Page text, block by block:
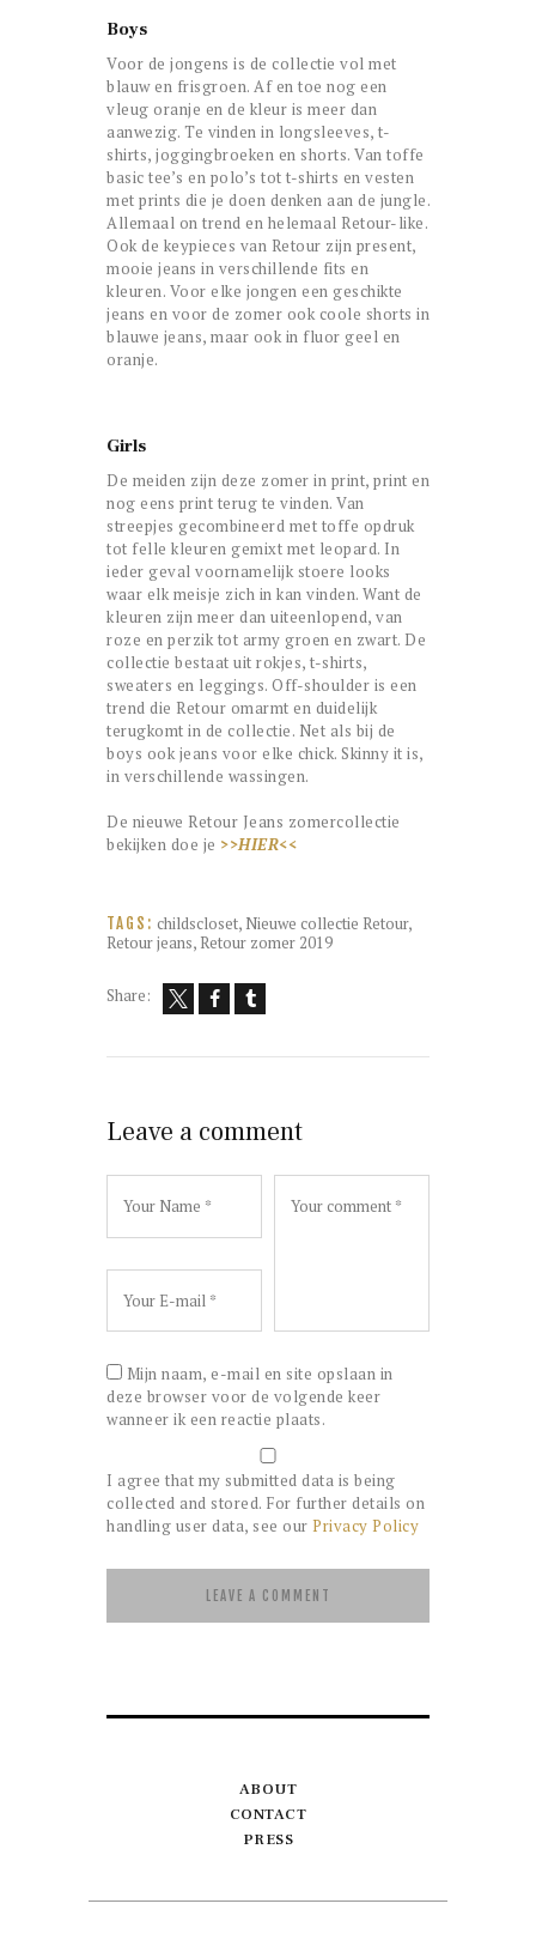
Boys
Voor de jongens is de collectie vol met
blauw en frisgroen. Af en toe nog een
vleug oranje en de kleur is meer dan
aanwezig. Te vinden in longsleeves, t-
shirts, joggingbroeken en shorts. Van toffe
basic tee’s en polo’s tot t-shirts en vesten
met prints die je doen denken aan de jungle.
Allemaal on trend en helemaal Retour-like.
Ook de keypieces van Retour zijn present,
mooie jeans in verschillende fits en
kleuren. Voor elke jongen een geschikte
jeans en voor de zomer ook coole shorts in
blauwe jeans, maar ook in fluor geel en
oranje.
Girls
De meiden zijn deze zomer in print, print en
nog eens print terug te vinden. Van
streepjes gecombineerd met toffe opdruk
tot felle kleuren gemixt met leopard. In
ieder geval voornamelijk stoere looks
waar elk meisje zich in kan vinden. Want de
kleuren zijn meer dan uiteenlopend, van
roze en perzik tot army groen en zwart. De
collectie bestaat uit rokjes, t-shirts,
sweaters en leggings. Off-shoulder is een
trend die Retour omarmt en duidelijk
terugkomt in de collectie. Net als bij de
boys ook jeans voor elke chick. Skinny it is,
in verschillende wassingen.
De nieuwe Retour Jeans zomercollectie
bekijken doe je >>HIER<<
TAGS: childscloset, Nieuwe collectie Retour,
Retour jeans, Retour zomer 2019
Share:
Leave a comment
Mijn naam, e-mail en site opslaan in
deze browser voor de volgende keer
wanneer ik een reactie plaats.
I agree that my submitted data is being
collected and stored. For further details on
handling user data, see our Privacy Policy
ABOUT
CONTACT
PRESS